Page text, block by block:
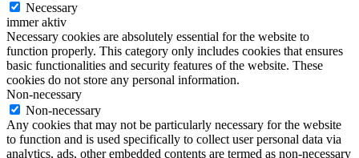
Necessary
immer aktiv
Necessary cookies are absolutely essential for the website to
function properly. This category only includes cookies that ensures
basic functionalities and security features of the website. These
cookies do not store any personal information.
Non-necessary
Non-necessary
Any cookies that may not be particularly necessary for the website
to function and is used specifically to collect user personal data via
analytics, ads, other embedded contents are termed as non-necessary